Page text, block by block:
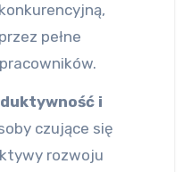
pełne
i
czujące się
rozwoju